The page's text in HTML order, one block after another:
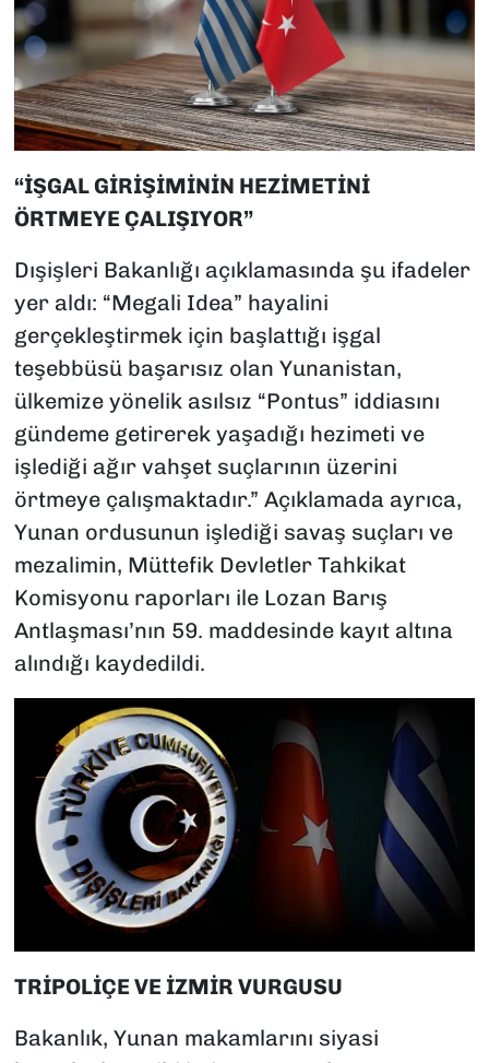
“İŞGAL GİRİŞİMİNİN HEZİMETİNİ
ÖRTMEYE ÇALIŞIYOR”
Dışişleri Bakanlığı açıklamasında şu ifadeler
yer aldı: “Megali Idea” hayalini
gerçekleştirmek için başlattığı işgal
teşebbüsü başarısız olan Yunanistan,
ülkemize yönelik asılsız “Pontus” iddiasını
gündeme getirerek yaşadığı hezimeti ve
işlediği ağır vahşet suçlarının üzerini
örtmeye çalışmaktadır.” Açıklamada ayrıca,
Yunan ordusunun işlediği savaş suçları ve
mezalimin, Müttefik Devletler Tahkikat
Komisyonu raporları ile Lozan Barış
Antlaşması’nın 59. maddesinde kayıt altına
alındığı kaydedildi.
TRİPOLİÇE VE İZMİR VURGUSU
Bakanlık, Yunan makamlarını siyasi